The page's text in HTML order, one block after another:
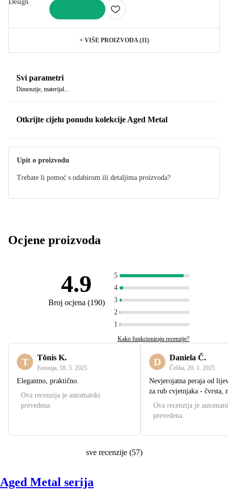
+ VIŠE PROIZVODA (11)
Svi parametri
Dimenzije, materijal...
Otkrijte cijelu ponudu kolekcije Aged Metal
Upit o proizvodu
Trebate li pomoć s odabirom ili detaljima proizvoda?
Ocjene proizvoda
4.9
Broj ocjena (190)
5
4
3
2
1
Kako funkcioniraju recenzije?
T Tõnis K.
Estonija 18. 5. 2025
Elegantno, praktično.
Ova recenzija je automatski
prevedena.
D Daniela Č.
Češka 20. 1. 2025
Nevjerojatna peraja od
za rub cvjetnjaka - čvrsta,
Ova recenzija je
prevedena.
sve recenzije(57)
Aged Metal serija